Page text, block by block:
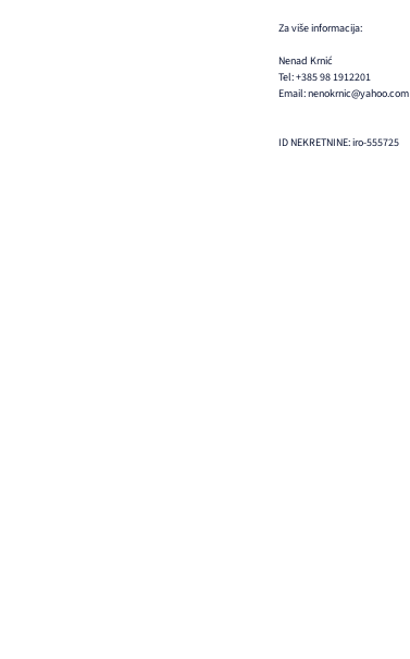
Za više informacija:
Nenad Krnić
Tel: +385 98 1912201
Email: nenokrnic@yahoo.com
ID NEKRETNINE: iro-555725